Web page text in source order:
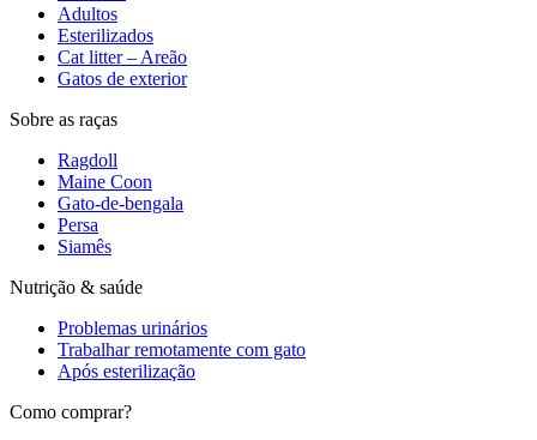
Adultos
Esterilizados
Cat litter – Areão
Gatos de exterior
Sobre as raças
Ragdoll
Maine Coon
Gato-de-bengala
Persa
Siamês
Nutrição & saúde
Problemas urinários
Trabalhar remotamente com gato
Após esterilização
Como comprar?